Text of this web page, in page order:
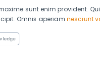
sunt enim provident.
Omnis aperiam nesciunt